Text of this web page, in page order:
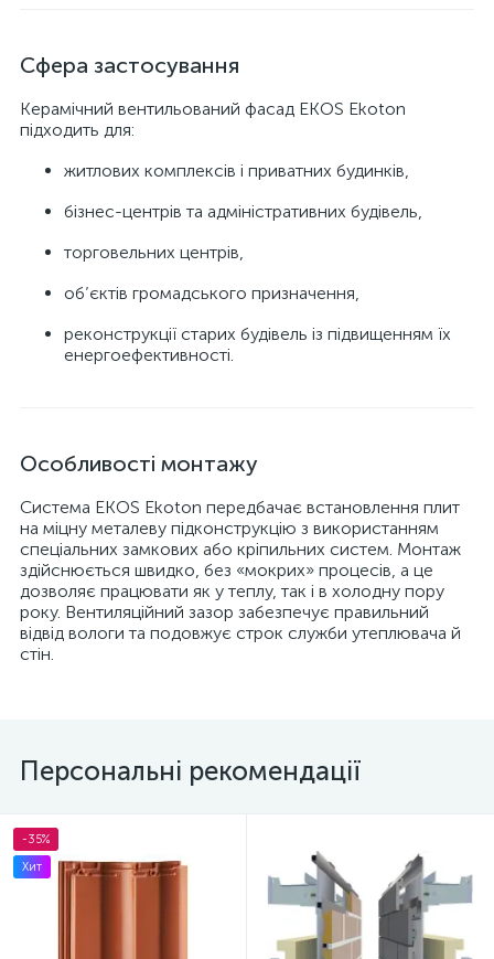
Сфера застосування
Керамічний вентильований фасад EKOS Ekoton
підходить для:
житлових комплексів і приватних будинків,
бізнес-центрів та адміністративних будівель,
торговельних центрів,
об’єктів громадського призначення,
реконструкції старих будівель із підвищенням їх
енергоефективності.
Особливості монтажу
Система EKOS Ekoton передбачає встановлення плит
на міцну металеву підконструкцію з використанням
спеціальних замкових або кріпильних систем. Монтаж
здійснюється швидко, без «мокрих» процесів, а це
дозволяє працювати як у теплу, так і в холодну пору
року. Вентиляційний зазор забезпечує правильний
відвід вологи та подовжує строк служби утеплювача й
стін.
Персональні рекомендації
-35%
Хит